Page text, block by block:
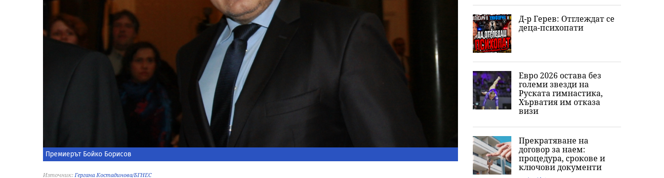
Премиерът Бойко Борисов
Източник: Гергана Костадинова/БГНЕС
Д-р Герев: Отглеждат се
деца-психопати
Евро 2026 остава без
големи звезди на
Руската гимнастика,
Хърватия им отказа
визи
Прекратяване на
договор за наем:
процедура, срокове и
ключови документи